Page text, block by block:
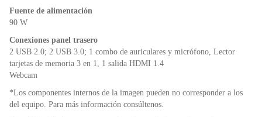
Fuente de alimentación
90 W
Conexiones panel trasero
2 USB 2.0; 2 USB 3.0; 1 combo de auriculares y micrófono, Lector
tarjetas de memoria 3 en 1, 1 salida HDMI 1.4
Webcam
*Los componentes internos de la imagen pueden no corresponder a los
del equipo. Para más información consúltenos.